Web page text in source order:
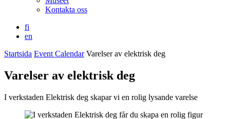
Kontakta oss
fi
en
Startsida Event Calendar Varelser av elektrisk deg
Varelser av elektrisk deg
I verkstaden Elektrisk deg skapar vi en rolig lysande varelse